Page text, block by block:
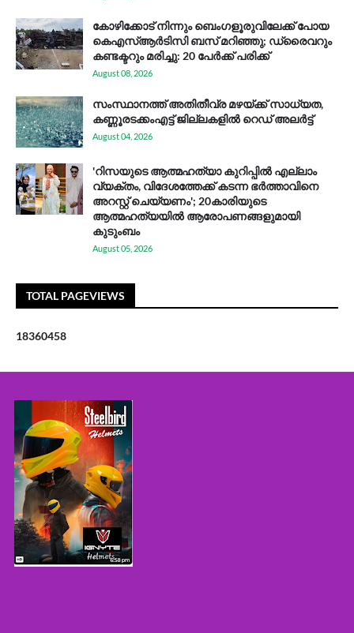
കോഴിക്കോട് നിന്നും ബെംഗളൂരുവിലേക്ക് പോയ
കെഎസ്ആര്‍ടിസി ബസ് മറിഞ്ഞു; ഡ്രൈവറും
കണ്ടക്ടറും മരിച്ചു: 20 പേര്‍ക്ക് പരിക്ക്
August 08, 2026
സം​സ്ഥാ​ന​ത്ത് അ​തി​തീ​വ്ര മ​ഴ​യ്ക്ക് സാ​ധ്യ​ത,
കണ്ണൂരടക്കംഎ​ട്ട് ജി​ല്ല​ക​ളി​ൽ റെ​ഡ് അ​ലർ​ട്ട്
August 04, 2026
'റിസയുടെ ആത്മഹത്യാ കുറിപ്പിൽ എല്ലാം
വ്യക്തം, വിദേശത്തേക്ക് കടന്ന ഭർത്താവിനെ
അറസ്റ്റ് ചെയ്യണം'; 20കാരിയുടെ
ആത്മഹത്യയിൽ ആരോപണങ്ങളുമായി
കുടുംബം
August 05, 2026
TOTAL PAGEVIEWS
18360458